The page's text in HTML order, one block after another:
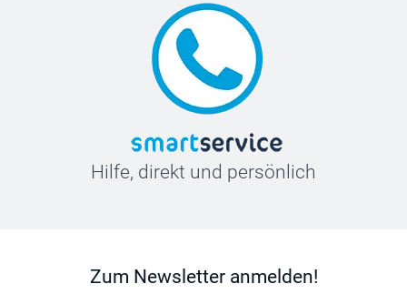
Hilfe, direkt und persönlich
Zum Newsletter anmelden!